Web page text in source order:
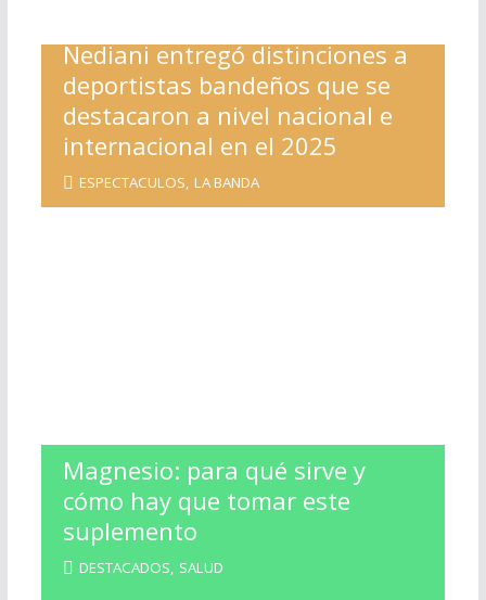
Nediani entregó distinciones a
deportistas bandeños que se
destacaron a nivel nacional e
internacional en el 2025
ESPECTACULOS, LA BANDA
Magnesio: para qué sirve y
cómo hay que tomar este
suplemento
DESTACADOS, SALUD